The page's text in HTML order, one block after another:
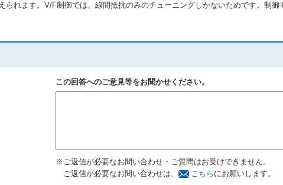
れます。V/F制御では、線間抵抗のみのチューニングしかないためです。制御
この回答へのご意見等をお聞かせください。
※ご返信が必要なお問い合わせ・ご質問はお受けできません。
ご返信が必要なお問い合わせは、
こちら にお願いします。